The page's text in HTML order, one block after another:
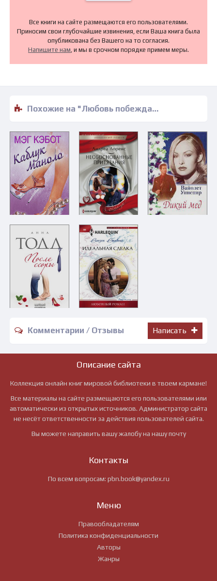
Все книги на сайте размещаются его пользователями.
Приносим свои глубочайшие извинения, если Ваша книга была
опубликована без Вашего на то согласия.
Напишите нам, и мы в срочном порядке примем меры.
Похожие на "Любовь побеждает все - Мари Клармон" книги читать бесплатно полные версии
Комментарии / Отзывы Написать
Описание сайта
Коллекция онлайн книг мировой библиотеки в твоем кармане!
Все материалы на сайте размещаются его пользователями или
автоматически из открытых источников. Администратор сайта
не несёт ответственности за действия пользователей сайта.
Вы можете направить вашу жалобу на нашу почту
Контакты
По всем вопросам: pbn.book@yandex.ru
Меню
Правообладателям
Политика конфиденциальности
Авторы
Жанры